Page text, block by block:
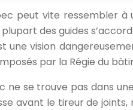
peut vite ressembler
des guides
une vision
par la Régie du
ne se trouve pas dans
avant le tireur de